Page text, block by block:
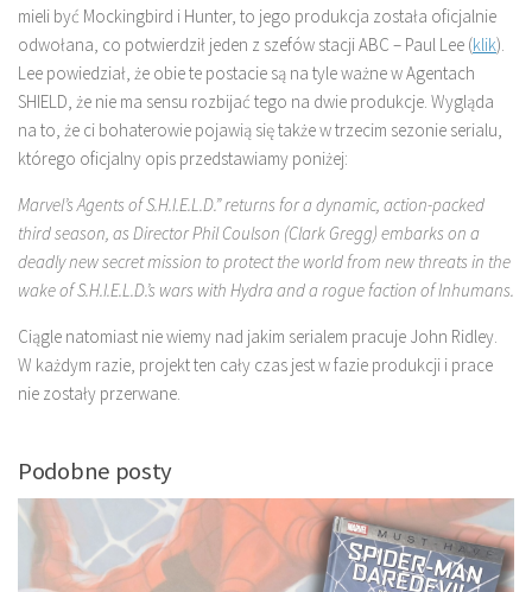
mieli być Mockingbird i Hunter, to jego produkcja została oficjalnie
odwołana, co potwierdził jeden z szefów stacji ABC – Paul Lee (klik).
Lee powiedział, że obie te postacie są na tyle ważne w Agentach
SHIELD, że nie ma sensu rozbijać tego na dwie produkcje. Wygląda
na to, że ci bohaterowie pojawią się także w trzecim sezonie serialu,
którego oficjalny opis przedstawiamy poniżej:
Marvel’s Agents of S.H.I.E.L.D.” returns for a dynamic, action-packed
third season, as Director Phil Coulson (Clark Gregg) embarks on a
deadly new secret mission to protect the world from new threats in the
wake of S.H.I.E.L.D.’s wars with Hydra and a rogue faction of Inhumans.
Ciągle natomiast nie wiemy nad jakim serialem pracuje John Ridley.
W każdym razie, projekt ten cały czas jest w fazie produkcji i prace
nie zostały przerwane.
Podobne posty